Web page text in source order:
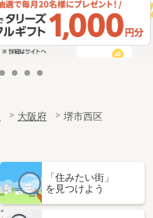
大阪府 堺市西区
「住みたい街」
を見つけよう